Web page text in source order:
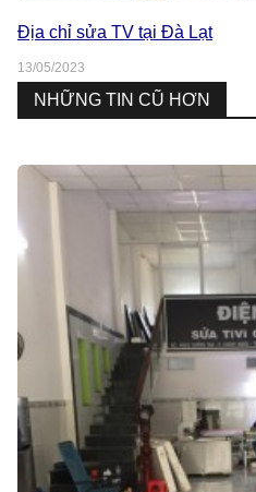
Địa chỉ sửa TV tại Đà Lạt
13/05/2023
NHỮNG TIN CŨ HƠN